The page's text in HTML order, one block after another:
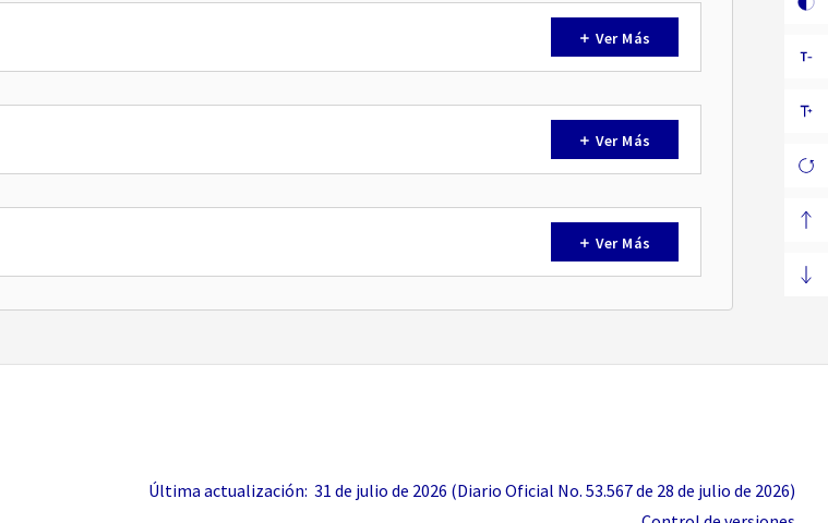
Ver Más
Ver Más
Ver Más
Última actualización: 31 de julio de 2026 (Diario Oficial No. 53.567 de 28 de julio de 2026)